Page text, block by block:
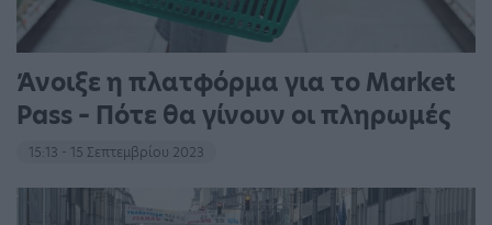
Άνοιξε η πλατφόρμα για το Market
Pass – Πότε θα γίνουν οι πληρωμές
15:13 - 15 Σεπτεμβρίου 2023